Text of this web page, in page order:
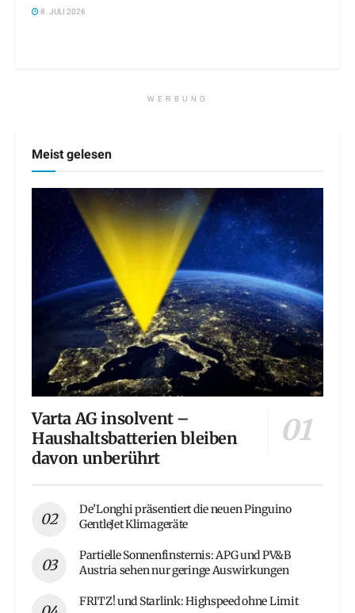
8. JULI 2026
WERBUNG
Meist gelesen
Varta AG insolvent –
Haushaltsbatterien bleiben
davon unberührt
De’Longhi präsentiert die neuen Pinguino
GentleJet Klimageräte
Partielle Sonnenfinsternis: APG und PV&B
Austria sehen nur geringe Auswirkungen
FRITZ! und Starlink: Highspeed ohne Limit